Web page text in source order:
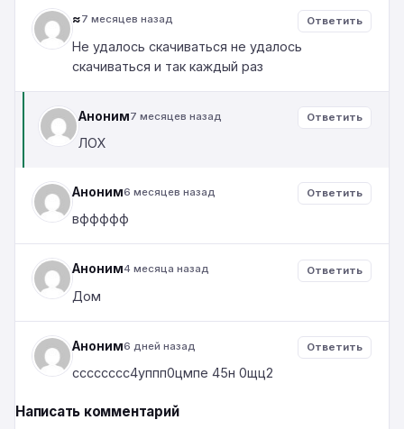
≈7 месяцев назад Ответить
Не удалось скачиваться не удалось
скачиваться и так каждый раз
Аноним7 месяцев назад Ответить
ЛОХ
Аноним6 месяцев назад Ответить
вффффф
Аноним4 месяца назад Ответить
Дом
Аноним6 дней назад Ответить
сссссссс4уппп0цмпе 45н 0щц2
Написать комментарий